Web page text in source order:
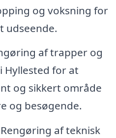
og voksning for
udseende.
af trapper og
Hyllested for at
og sikkert område
og besøgende.
af teknisk